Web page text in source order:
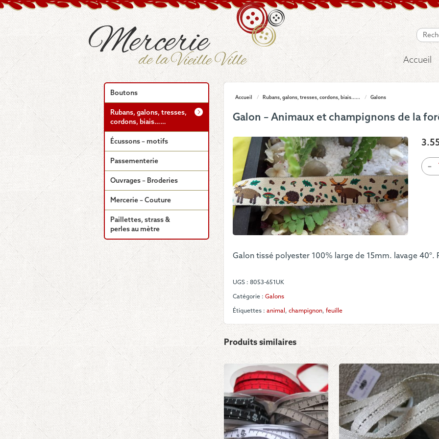
Accueil
Accueil / Rubans, galons, tresses, cordons, biais...... / Galons
Galon – Animaux et champignons de la
-
de
Galon tissé polyester 100% large de 15mm. lavage 40°.
UGS : 8053-651UK
Catégorie : Galons
Étiquettes : animal, champignon, feuille
Produits similaires
Boutons
Rubans, galons, tresses,
cordons, biais……
Écussons – motifs
Passementerie
Ouvrages – Broderies
Mercerie – Couture
Paillettes, strass &
perles au mètre